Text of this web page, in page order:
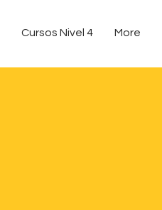
Cursos Nivel 4 More